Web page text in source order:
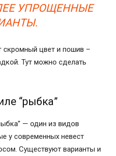
УПРОЩЕННЫЕ
скромный цвет и пошив –
Тут можно сделать
“рыбка”
— один из видов
у современных невест
Существуют варианты и